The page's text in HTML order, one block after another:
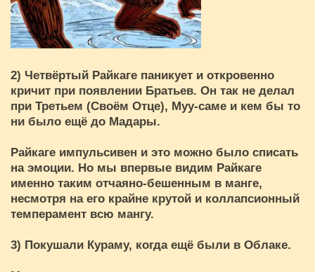
2) Четвёртый Райкаге паникует и откровенно
кричит при появлении Братьев. Он так не делал
при Третьем (Своём Отце), Муу-саме и кем бы то
ни было ещё до Мадары.
Райкаге импульсивен и это можно было списать
на эмоции. Но мы впервые видим Райкаге
именно таким отчаяно-бешенным в манге,
несмотря на его крайне крутой и коллапсионный
темперамент всю мангу.
3) Покушали Кураму, когда ещё были в Облаке.